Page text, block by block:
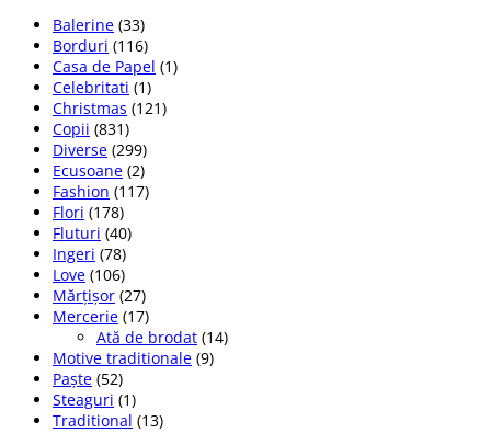
Balerine (33)
Borduri (116)
Casa de Papel (1)
Celebritati (1)
Christmas (121)
Copii (831)
Diverse (299)
Ecusoane (2)
Fashion (117)
Flori (178)
Fluturi (40)
Ingeri (78)
Love (106)
Mărțișor (27)
Mercerie (17)
Ată de brodat (14)
Motive traditionale (9)
Paște (52)
Steaguri (1)
Traditional (13)